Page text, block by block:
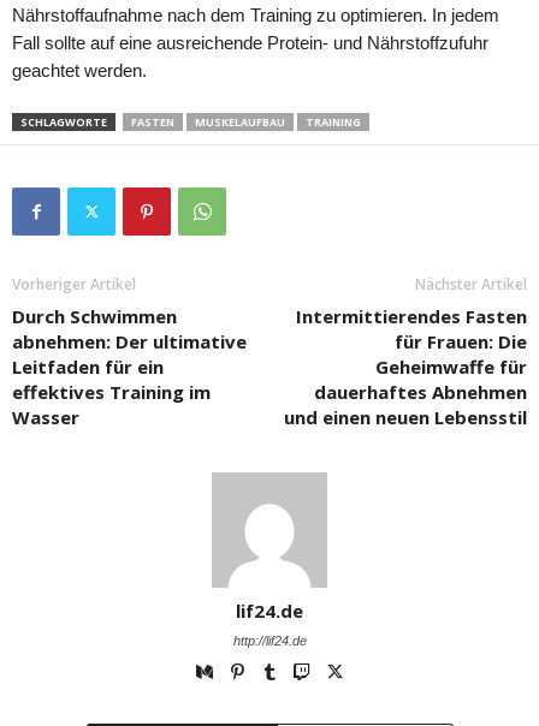
Nährstoffaufnahme nach dem Training zu optimieren. In jedem
Fall sollte auf eine ausreichende Protein- und Nährstoffzufuhr
geachtet werden.
SCHLAGWORTE FASTEN MUSKELAUFBAU TRAINING
Vorheriger Artikel
Durch Schwimmen
abnehmen: Der ultimative
Leitfaden für ein
effektives Training im
Wasser
Nächster Artikel
Intermittierendes Fasten
für Frauen: Die
Geheimwaffe für
dauerhaftes Abnehmen
und einen neuen Lebensstil
lif24.de
http://lif24.de